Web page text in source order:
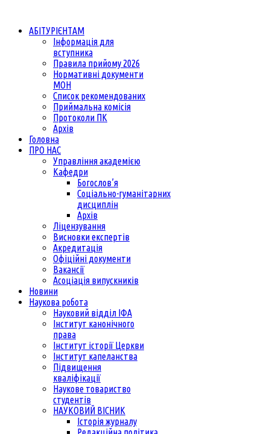
АБІТУРІЄНТАМ
Інформація для
вступника
Правила прийому 2026
Нормативні документи
МОН
Список рекомендованих
Приймальна комісія
Протоколи ПК
Архів
Головна
ПРО НАС
Управління академією
Кафедри
Богослов’я
Соціально-гуманітарних
дисциплін
Архів
Ліцензування
Висновки експертів
Акредитація
Офіційні документи
Вакансії
Асоціація випускників
Новини
Наукова робота
Науковий відділ ІФА
Інститут канонічного
права
Інститут історії Церкви
Інститут капеланства
Підвищення
кваліфікації
Наукове товариство
студентів
НАУКОВИЙ ВІСНИК
Історія журналу